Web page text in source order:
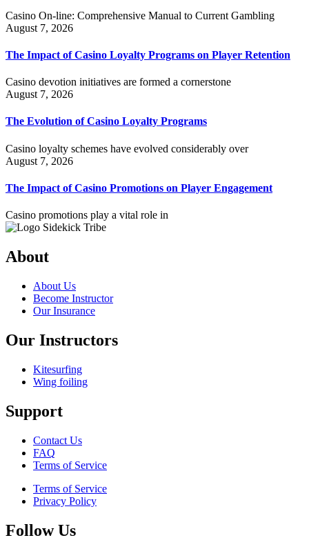
Casino On-line: Comprehensive Manual to Current Gambling
August 7, 2026
The Impact of Casino Loyalty Programs on Player Retention
Casino devotion initiatives are formed a cornerstone
August 7, 2026
The Evolution of Casino Loyalty Programs
Casino loyalty schemes have evolved considerably over
August 7, 2026
The Impact of Casino Promotions on Player Engagement
Casino promotions play a vital role in
About
About Us
Become Instructor
Our Insurance
Our Instructors
Kitesurfing
Wing foiling
Support
Contact Us
FAQ
Terms of Service
Terms of Service
Privacy Policy
Follow Us